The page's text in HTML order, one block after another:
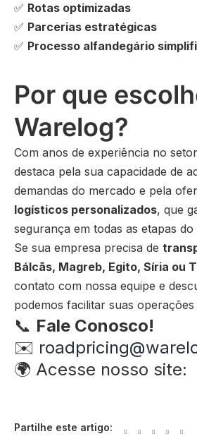
✅ Rotas optimizadas
✅ Parcerias estratégicas
✅ Processo alfandegário
Por que
Warelog?
Com anos de experiência no
destaca pela sua capacidade de
demandas do mercado e pela
logísticos personalizados, que
segurança em todas as etapas
Se sua empresa precisa de
Bálcãs, Magreb, Egito, Síria ou
contato com nossa equipe e
podemos facilitar suas operações
📞 Fale Conosco!
✉️
🌍 Acesse nosso site:
Partilhe este artigo: